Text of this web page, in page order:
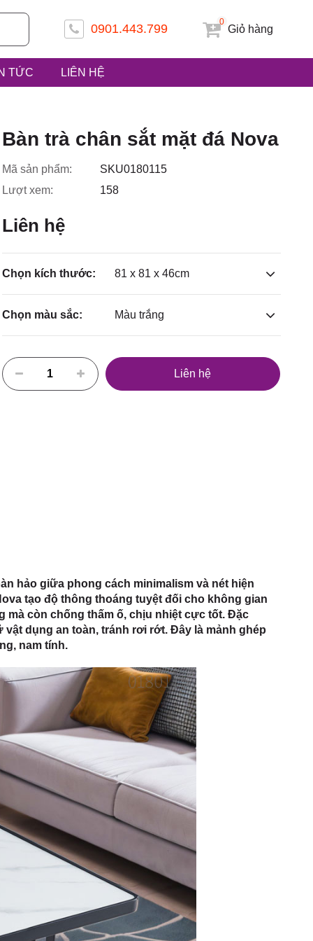
0901.443.799 Giỏ hàng
0
TỨC LIÊN HỆ
Tiền
Hóc
Bàn trà chân sắt mặt đá Nova
Mã sản phẩm:
SKU0180115
Lượt xem:
158
Liên hệ
Chọn kích thước: 81 x 81 x 46cm
Chọn màu sắc: Màu trắng
Liên hệ
hảo giữa phong cách minimalism và nét hiện
tạo độ thông thoáng tuyệt đối cho không gian
mà còn chống thấm ố, chịu nhiệt cực tốt. Đặc
dụng an toàn, tránh rơi rớt. Đây là mảnh ghép
nam tính.